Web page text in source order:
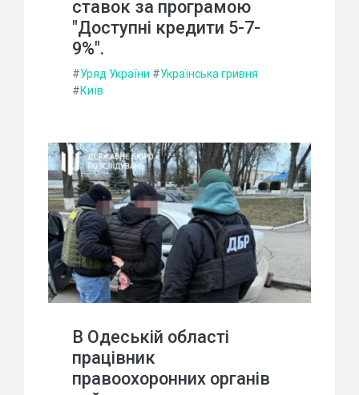
ставок за програмою
"Доступні кредити 5-7-
9%".
#Уряд України #Українська гривня
#Київ
В Одеській області
працівник
правоохоронних органів